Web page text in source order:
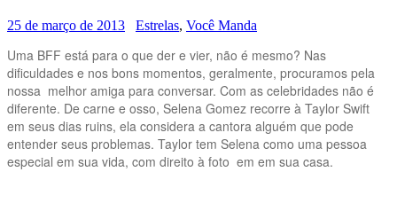
25 de março de 2013 Estrelas, Você Manda
Uma BFF está para o que der e vier, não é mesmo? Nas
dificuldades e nos bons momentos, geralmente, procuramos pela
nossa melhor amiga para conversar. Com as celebridades não é
diferente. De carne e osso, Selena Gomez recorre à Taylor Swift
em seus dias ruins, ela considera a cantora alguém que pode
entender seus problemas. Taylor tem Selena como uma pessoa
especial em sua vida, com direito à foto em em sua casa.